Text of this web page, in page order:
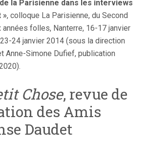
la Parisienne dans les interviews
», colloque La Parisienne, du Second
années folles, Nanterre, 16-17 janvier
24 janvier 2014 (sous la direction
Anne-Simone Dufief, publication
Chose, revue de
des Amis
Daudet